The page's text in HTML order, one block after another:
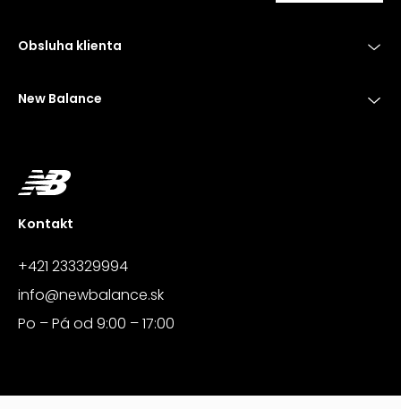
Obsluha klienta
New Balance
Kontakt
+421 233329994
info@newbalance.sk
Po – Pá od 9:00 – 17:00